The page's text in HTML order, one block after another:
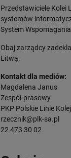
Przedstawiciele Kolei
systemów
System
Obaj zarządcy
Litwą.
Kontakt dla mediów:
Magdalena Janus
Zespół prasowy
PKP Polskie Linie
rzecznik@plk-sa.pl
22 473 30 02